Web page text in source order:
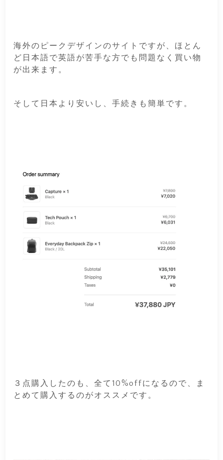
海外のピークデザインのサイト ですが、ほとん
ど日本語で英語が苦手な方でも問題なく買い物
が出来ます。
そして日本より安いし、手続きも簡単です。
３点購入したのも、全て10%offになるので、ま
とめて購入するのがオススメです。